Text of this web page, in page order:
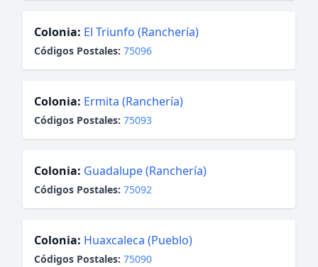
Colonia: El Triunfo (Ranchería)
Códigos Postales: 75096
Colonia: Ermita (Ranchería)
Códigos Postales: 75093
Colonia: Guadalupe (Ranchería)
Códigos Postales: 75092
Colonia: Huaxcaleca (Pueblo)
Códigos Postales: 75090